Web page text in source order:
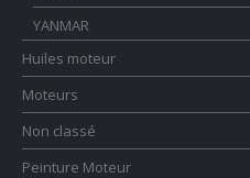
YANMAR
Huiles moteur
Moteurs
Non classé
Peinture Moteur